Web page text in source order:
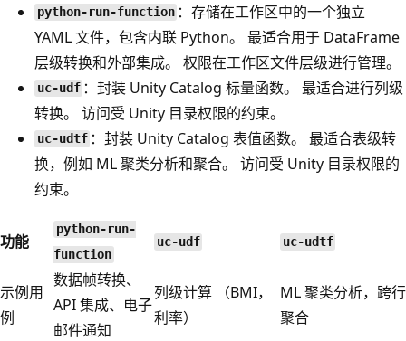
python-run-function ：存储在工作区中的一个独立
YAML 文件，包含内联 Python。 最适合用于 DataFrame
层级转换和外部集成。 权限在工作区文件层级进行管理。
uc-udf ：封装 Unity Catalog 标量函数。 最适合进行列级
转换。 访问受 Unity 目录权限的约束。
uc-udtf ：封装 Unity Catalog 表值函数。 最适合表级转
换，例如 ML 聚类分析和聚合。 访问受 Unity 目录权限的
约束。
功能
python-run-
function
uc-udf uc-udtf
示例用
例
数据帧转换、
API 集成、电子
邮件通知
列级计算 （BMI，
利率）
ML 聚类分析，跨行
聚合